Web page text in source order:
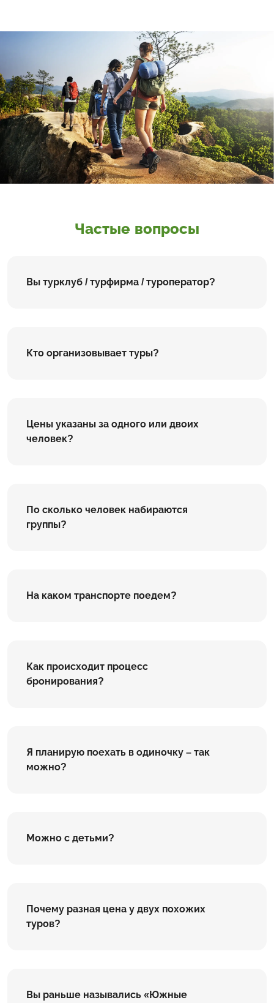
Частые вопросы
Вы турклуб / турфирма / туроператор?
Кто организовывает туры?
Цены указаны за одного или двоих
человек?
По сколько человек набираются
группы?
На каком транспорте поедем?
Как происходит процесс
бронирования?
Я планирую поехать в одиночку – так
можно?
Можно с детьми?
Почему разная цена у двух похожих
туров?
Вы раньше назывались «Южные